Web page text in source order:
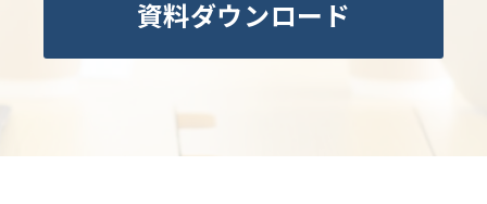
資料ダウンロード